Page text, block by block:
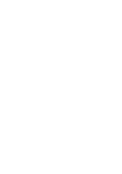
חדשים בדרך